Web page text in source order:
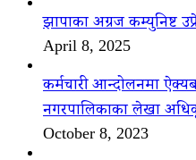
झापाका अग्रज कम्युनिष्ट
April 8, 2025
कर्मचारी आन्दोलनमा
नगरपालिकाका लेखा
October 8, 2023